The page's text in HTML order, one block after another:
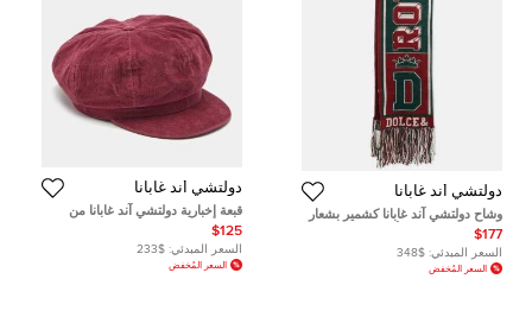
دولتشي أند غابانا
وشاح دولتشي آند غابانا كشمير بشعار
زركشة بورجوندي وأخضر مع
شراشيب
$177
السعر المبدئي: $348
السعر المُخفض
دولتشي أند غابانا
قبعة إخبارية دولتشي آند غابانا من
الشمواه الوردية من خشب الورد
صغيرة
$125
السعر المبدئي: $233
السعر المُخفض